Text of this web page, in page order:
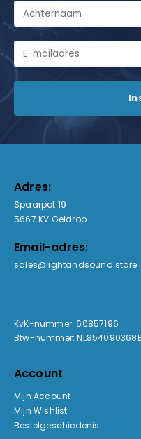
Adres:
Spaarpot 19
5667 KV Geldrop
Email-adres:
sales@lightandsound.store
KvK-nummer: 60857196
Btw-nummer:
Account
Mijn Account
Mijn Wishlist
Bestelgeschiedenis